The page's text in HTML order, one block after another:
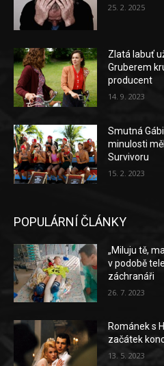
25. 2. 2025
Zlatá labuť
Gruberem
producent
14. 9. 2023
Smutná
minulosti
Survivoru
15. 2. 2023
POPULÁRNÍ ČLÁNKY
„Miluju tě,
v podobě
záchranáři
26. 7. 2023
Románek s
začátek
13. 5. 2023